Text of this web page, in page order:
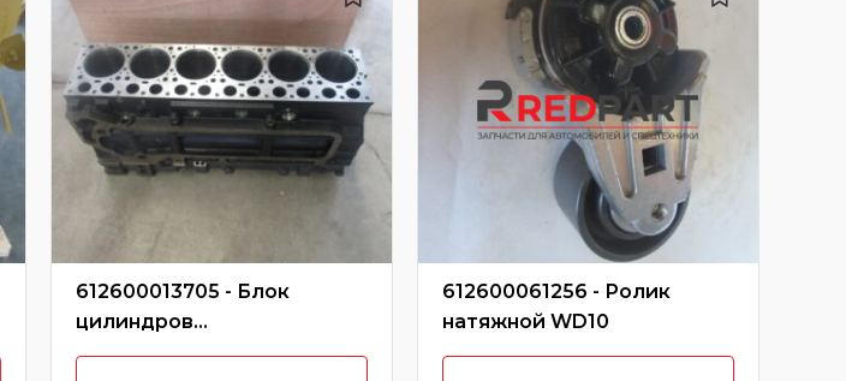
612600013705 - Блок
цилиндров
WD10/612600013705
612600061256 - Ролик
натяжной WD10